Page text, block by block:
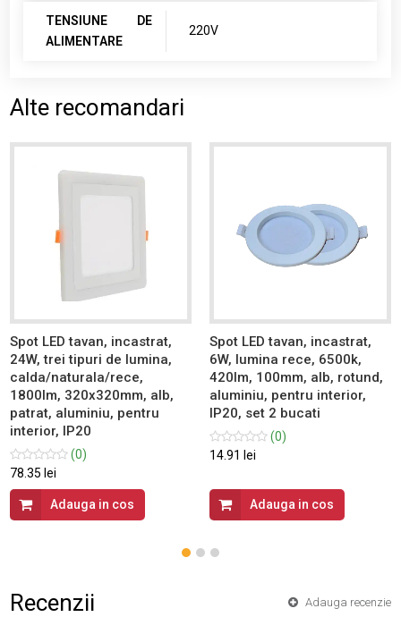
TENSIUNE DE
ALIMENTARE
220V
Alte recomandari
Spot LED tavan, incastrat,
24W, trei tipuri de lumina,
calda/naturala/rece,
1800lm, 320x320mm, alb,
patrat, aluminiu, pentru
interior, IP20
(0)
78.35 lei
Adauga in cos
Spot LED tavan, incastrat,
6W, lumina rece, 6500k,
420lm, 100mm, alb, rotund,
aluminiu, pentru interior,
IP20, set 2 bucati
(0)
14.91 lei
Adauga in cos
Recenzii Adauga recenzie